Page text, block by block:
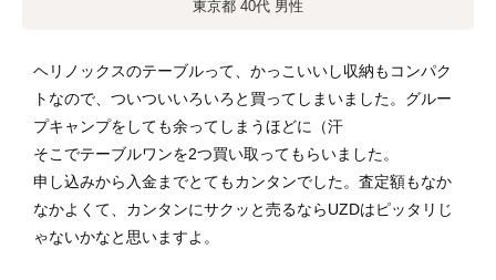
東京都 40代 男性
ヘリノックスのテーブルって、かっこいいし収納もコンパク
トなので、ついついいろいろと買ってしまいました。グルー
プキャンプをしても余ってしまうほどに（汗
そこでテーブルワンを2つ買い取ってもらいました。
申し込みから入金までとてもカンタンでした。査定額もなか
なかよくて、カンタンにサクッと売るならUZDはピッタリじ
ゃないかなと思いますよ。